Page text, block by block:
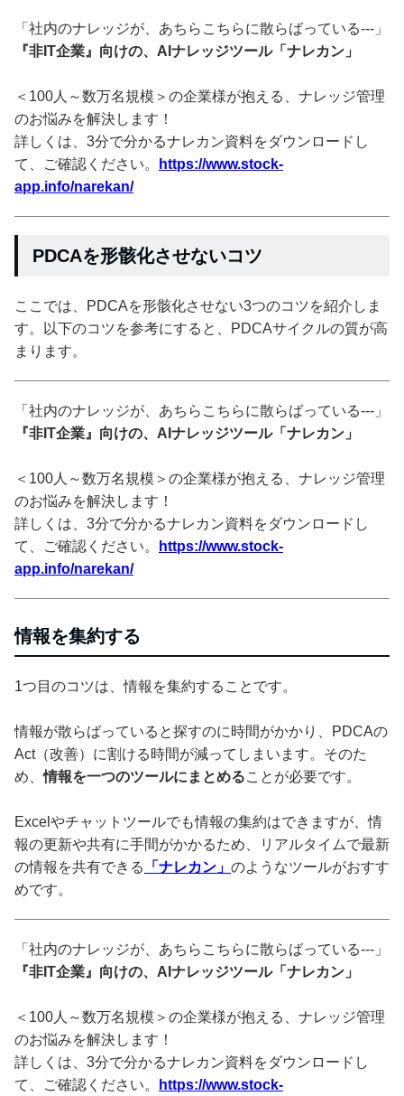
「社内のナレッジが、あちらこちらに散らばっている---」
『非IT企業』向けの、AIナレッジツール「ナレカン」
＜100人～数万名規模＞の企業様が抱える、ナレッジ管理
のお悩みを解決します！
詳しくは、3分で分かるナレカン資料をダウンロードし
て、ご確認ください。
https://www.stock-
app.info/narekan/
PDCAを形骸化させないコツ
ここでは、PDCAを形骸化させない3つのコツを紹介しま
す。以下のコツを参考にすると、PDCAサイクルの質が高
まります。
「社内のナレッジが、あちらこちらに散らばっている---」
『非IT企業』向けの、AIナレッジツール「ナレカン」
＜100人～数万名規模＞の企業様が抱える、ナレッジ管理
のお悩みを解決します！
詳しくは、3分で分かるナレカン資料をダウンロードし
て、ご確認ください。
https://www.stock-
app.info/narekan/
情報を集約する
1つ目のコツは、情報を集約することです。
情報が散らばっていると探すのに時間がかかり、PDCAの
Act（改善）に割ける時間が減ってしまいます。そのた
め、情報を一つのツールにまとめることが必要です。
Excelやチャットツールでも情報の集約はできますが、情
報の更新や共有に手間がかかるため、リアルタイムで最新
の情報を共有できる
「ナレカン」 のようなツールがおすす
めです。
「社内のナレッジが、あちらこちらに散らばっている---」
『非IT企業』向けの、AIナレッジツール「ナレカン」
＜100人～数万名規模＞の企業様が抱える、ナレッジ管理
のお悩みを解決します！
詳しくは、3分で分かるナレカン資料をダウンロードし
て、ご確認ください。
https://www.stock-